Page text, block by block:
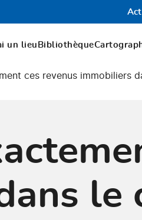
un lieu Bibliothèque
ces revenus immobiliers
le